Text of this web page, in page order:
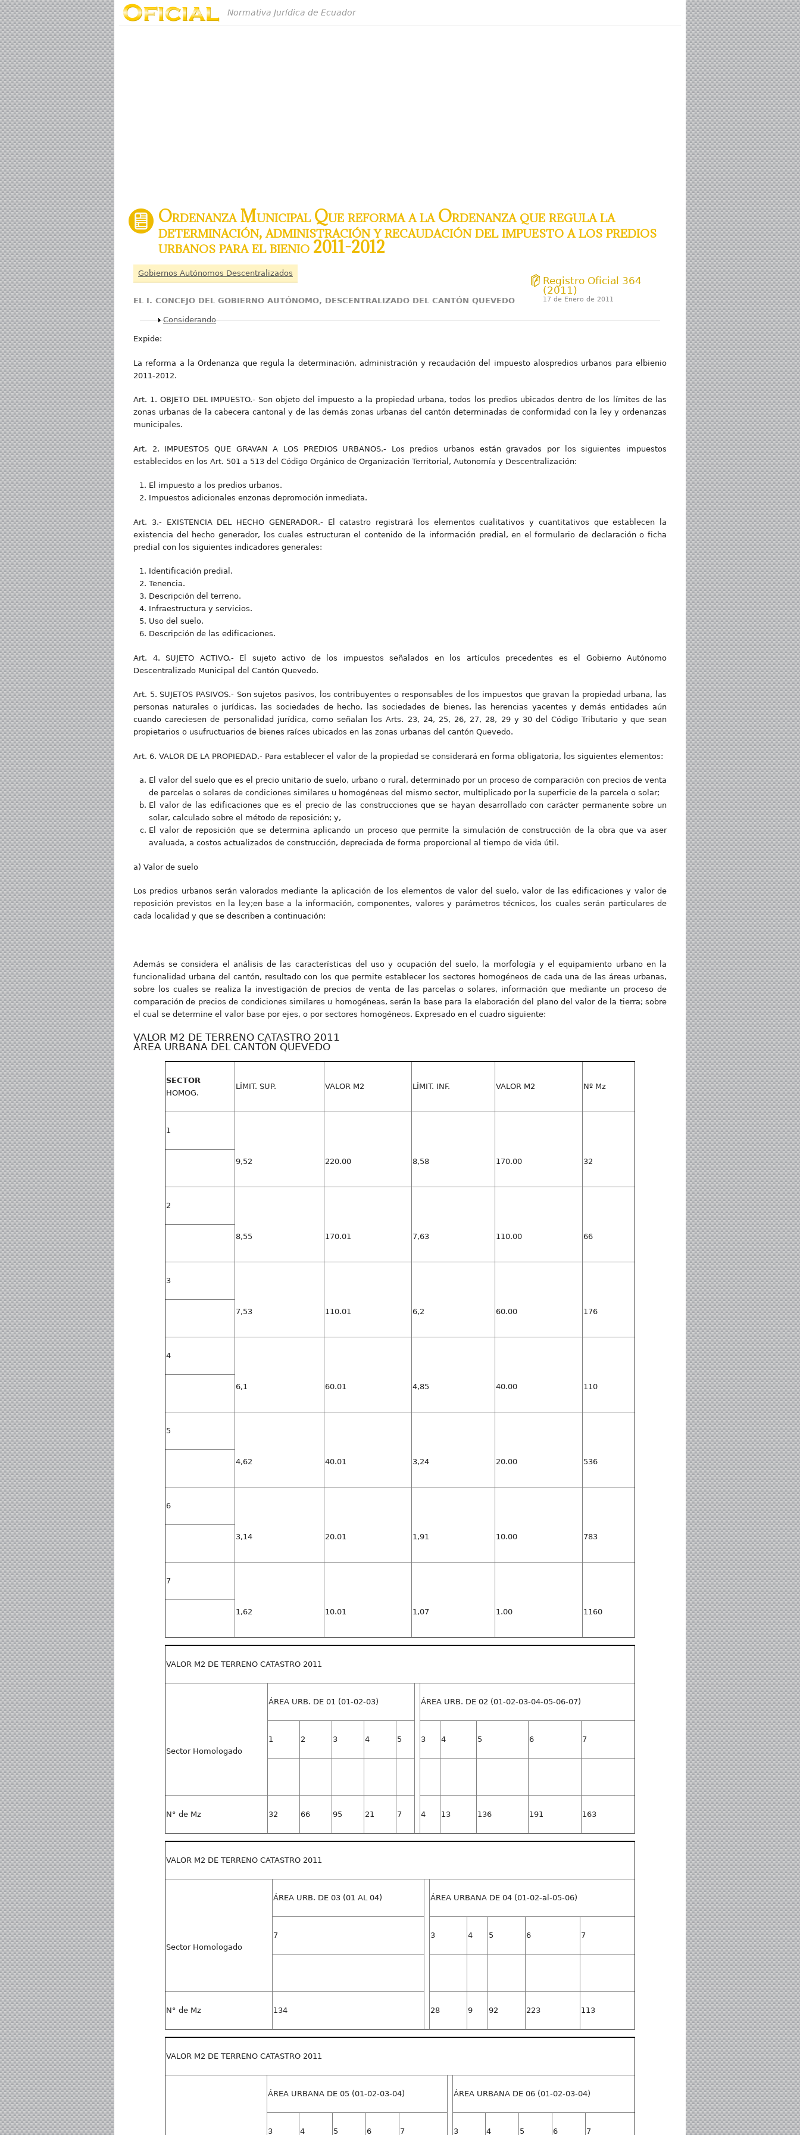
Normativa Jurídica de Ecuador
Ordenanza Municipal Que reforma a la Ordenanza que regula la
determinación, administración y recaudación del impuesto a los predios
urbanos para el bienio 2011-2012
Gobiernos Autónomos Descentralizados
Registro Oficial 364
(2011)
17 de Enero de 2011
EL I. CONCEJO DEL GOBIERNO AUTÓNOMO, DESCENTRALIZADO DEL CANTÓN QUEVEDO
Mostrar
Considerando
Expide:
La reforma a la Ordenanza que regula la determinación, administración y recaudación del impuesto alospredios urbanos para elbienio
2011-2012.
Art. 1. OBJETO DEL IMPUESTO.- Son objeto del impuesto a la propiedad urbana, todos los predios ubicados dentro de los límites de las
zonas urbanas de la cabecera cantonal y de las demás zonas urbanas del cantón determinadas de conformidad con la ley y ordenanzas
municipales.
Art. 2. IMPUESTOS QUE GRAVAN A LOS PREDIOS URBANOS.- Los predios urbanos están gravados por los siguientes impuestos
establecidos en los Art. 501 a 513 del Código Orgánico de Organización Territorial, Autonomía y Descentralización:
El impuesto a los predios urbanos.
Impuestos adicionales enzonas depromoción inmediata.
Art. 3.- EXISTENCIA DEL HECHO GENERADOR.- El catastro registrará los elementos cualitativos y cuantitativos que establecen la
existencia del hecho generador, los cuales estructuran el contenido de la información predial, en el formulario de declaración o ficha
predial con los siguientes indicadores generales:
Identificación predial.
Tenencia.
Descripción del terreno.
Infraestructura y servicios.
Uso del suelo.
Descripción de las edificaciones.
Art. 4. SUJETO ACTIVO.- El sujeto activo de los impuestos señalados en los artículos precedentes es el Gobierno Autónomo
Descentralizado Municipal del Cantón Quevedo.
Art. 5. SUJETOS PASIVOS.- Son sujetos pasivos, los contribuyentes o responsables de los impuestos que gravan la propiedad urbana, las
personas naturales o jurídicas, las sociedades de hecho, las sociedades de bienes, las herencias yacentes y demás entidades aún
cuando careciesen de personalidad jurídica, como señalan los Arts. 23, 24, 25, 26, 27, 28, 29 y 30 del Código Tributario y que sean
propietarios o usufructuarios de bienes raíces ubicados en las zonas urbanas del cantón Quevedo.
Art. 6. VALOR DE LA PROPIEDAD.- Para establecer el valor de la propiedad se considerará en forma obligatoria, los siguientes elementos:
El valor del suelo que es el precio unitario de suelo, urbano o rural, determinado por un proceso de comparación con precios de venta
de parcelas o solares de condiciones similares u homogéneas del mismo sector, multiplicado por la superficie de la parcela o solar;
El valor de las edificaciones que es el precio de las construcciones que se hayan desarrollado con carácter permanente sobre un
solar, calculado sobre el método de reposición; y,
El valor de reposición que se determina aplicando un proceso que permite la simulación de construcción de la obra que va aser
avaluada, a costos actualizados de construcción, depreciada de forma proporcional al tiempo de vida útil.
a) Valor de suelo
Los predios urbanos serán valorados mediante la aplicación de los elementos de valor del suelo, valor de las edificaciones y valor de
reposición previstos en la ley;en base a la información, componentes, valores y parámetros técnicos, los cuales serán particulares de
cada localidad y que se describen a continuación:
Además se considera el análisis de las características del uso y ocupación del suelo, la morfología y el equipamiento urbano en la
funcionalidad urbana del cantón, resultado con los que permite establecer los sectores homogéneos de cada una de las áreas urbanas,
sobre los cuales se realiza la investigación de precios de venta de las parcelas o solares, información que mediante un proceso de
comparación de precios de condiciones similares u homogéneas, serán la base para la elaboración del plano del valor de la tierra; sobre
el cual se determine el valor base por ejes, o por sectores homogéneos. Expresado en el cuadro siguiente:
VALOR M2 DE TERRENO CATASTRO 2011
ÁREA URBANA DEL CANTÓN QUEVEDO
SECTOR
HOMOG.
LÍMIT. SUP. VALOR M2 LÍMIT. INF. VALOR M2 Nº Mz
1
9,52 220.00 8,58 170.00 32
2
8,55 170.01 7,63 110.00 66
3
7,53 110.01 6,2 60.00 176
4
6,1 60.01 4,85 40.00 110
5
4,62 40.01 3,24 20.00 536
6
3,14 20.01 1,91 10.00 783
7
1,62 10.01 1,07 1.00 1160
VALOR M2 DE TERRENO CATASTRO 2011
Sector Homologado
ÁREA URB. DE 01 (01-02-03) ÁREA URB. DE 02 (01-02-03-04-05-06-07)
1 2 3 4 5 3 4 5 6 7
N° de Mz 32 66 95 21 7 4 13 136 191 163
VALOR M2 DE TERRENO CATASTRO 2011
Sector Homologado
ÁREA URB. DE 03 (01 AL 04) ÁREA URBANA DE 04 (01-02-al-05-06)
7 3 4 5 6 7
N° de Mz 134 28 9 92 223 113
VALOR M2 DE TERRENO CATASTRO 2011
ÁREA URBANA DE 05 (01-02-03-04) ÁREA URBANA DE 06 (01-02-03-04)
3 4 5 6 7 3 4 5 6 7